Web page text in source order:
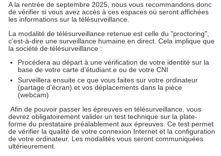
A la rentrée de septembre 2025, nous vous recommandons donc
de vérifier si vous avez accès à ces espaces où seront affichées
les informations sur la télésurveillance.
La modalité de télésurveillance retenue est celle du "proctoring",
c'est-à-dire une surveillance humaine en direct. Cela implique que
la société de télésurveillance :
Procédera au départ à une vérification de votre identité sur la
base de votre carte d’étudiant.e ou de votre CNI
Surveillera ensuite ce que vous faites sur votre ordinateur
(partage d’écran) et vos déplacements dans la pièce
(webcam)
Afin de pouvoir passer les épreuves en télésurveillance, vous
devrez obligatoirement valider un test technique sur la plate-
forme du prestataire préalablement aux épreuves. Ce test permet
de vérifier la qualité de votre connexion Internet et la configuration
de votre ordinateur. Les modalités vous seront communiquées
ultérieurement.